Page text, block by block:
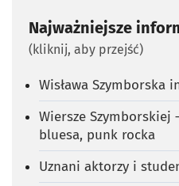
Najważniejsze
(kliknij, aby przejść)
Wisława Szymborska
Wiersze
bluesa, punk rocka
Uznani aktorzy i